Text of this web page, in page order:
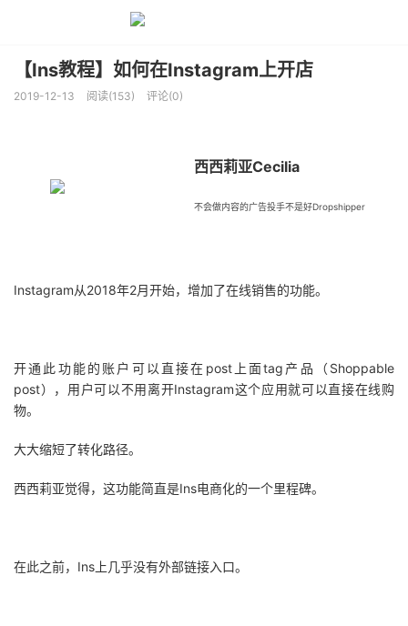
【Ins教程】如何在Instagram上开店
2019-12-13 阅读(153) 评论(0)
西西莉亚Cecilia
不会做内容的广告投手不是好Dropshipper
蓝字关注
Instagram从2018年2月开始，增加了在线销售的功能。
开通此功能的账户可以直接在post上面tag产品（Shoppable
post），用户可以不用离开Instagram这个应用就可以直接在线购
物。
大大缩短了转化路径。
西西莉亚觉得，这功能简直是Ins电商化的一个里程碑。
在此之前，Ins上几乎没有外部链接入口。